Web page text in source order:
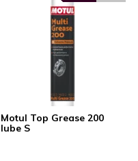
Motul Top Grease 200
lube S